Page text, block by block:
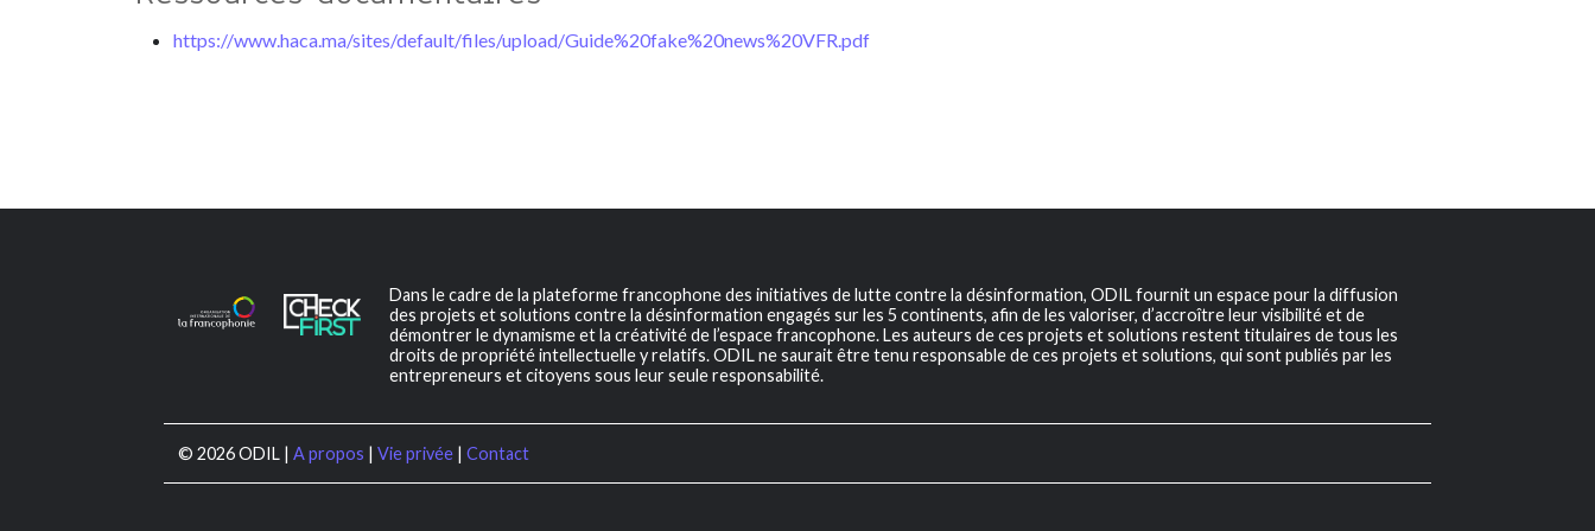
https://www.haca.ma/sites/default/files/upload/Guide%20fake%20news%20VFR.pdf
Dans le cadre de la plateforme francophone des initiatives de lutte contre la désinformation, ODIL fournit un espace pour la diffusion
des projets et solutions contre la désinformation engagés sur les 5 continents, afin de les valoriser, d’accroître leur visibilité et de
démontrer le dynamisme et la créativité de l’espace francophone. Les auteurs de ces projets et solutions restent titulaires de tous les
droits de propriété intellectuelle y relatifs. ODIL ne saurait être tenu responsable de ces projets et solutions, qui sont publiés par les
entrepreneurs et citoyens sous leur seule responsabilité.
© 2026 ODIL | A propos | Vie privée | Contact